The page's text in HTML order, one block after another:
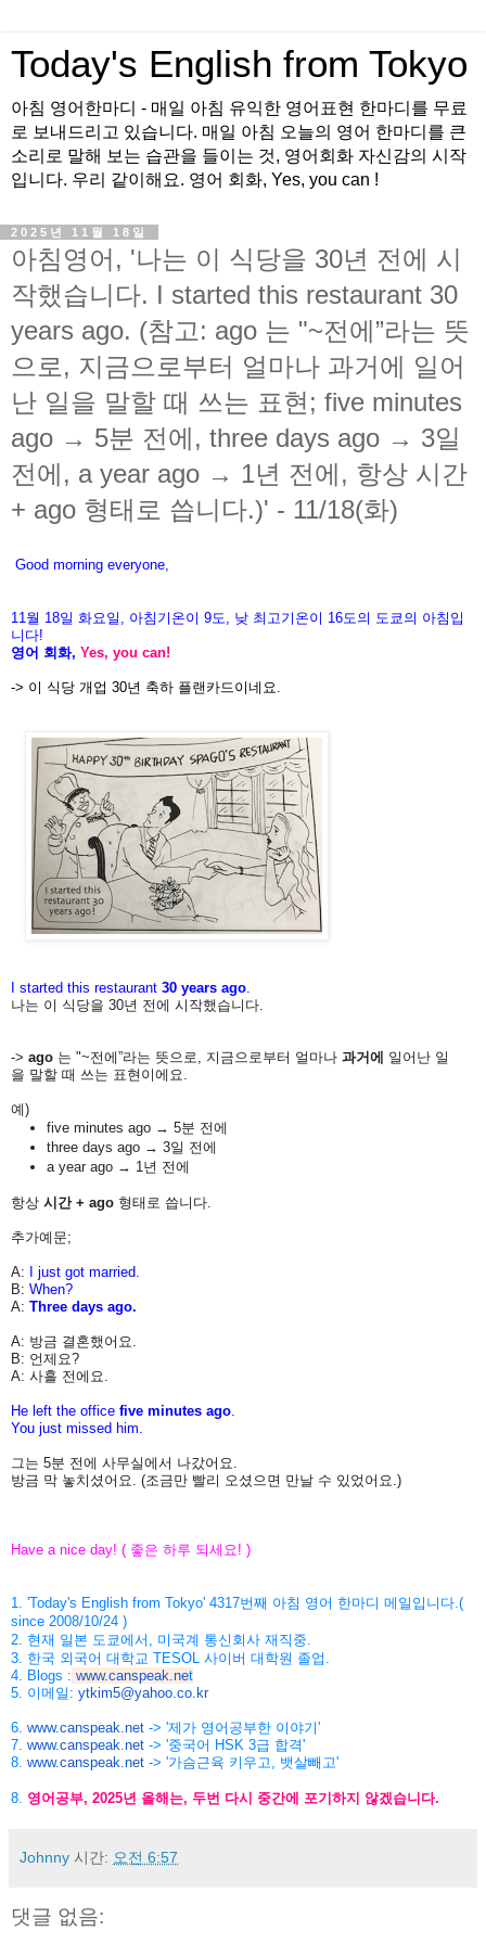
Today's English from Tokyo
아침 영어한마디 - 매일 아침 유익한 영어표현 한마디를 무료
로 보내드리고 있습니다. 매일 아침 오늘의 영어 한마디를 큰
소리로 말해 보는 습관을 들이는 것, 영어회화 자신감의 시작
입니다. 우리 같이해요. 영어 회화, Yes, you can !
2025년 11월 18일
아침영어, '나는 이 식당을 30년 전에 시
작했습니다. I started this restaurant 30
years ago. (참고: ago 는 "~전에”라는 뜻
으로, 지금으로부터 얼마나 과거에 일어
난 일을 말할 때 쓰는 표현; five minutes
ago → 5분 전에, three days ago → 3일
전에, a year ago → 1년 전에, 항상 시간
+ ago 형태로 씁니다.)' - 11/18(화)
Good morning everyone,
11월 18일 화요일 아침기온이 9도 낮 최고기온이 16도 의 도 쿄의 아침입
니다!
영어 회화, Yes, you can!
-> 이 식당 개업 30년 축하 플랜카드이네요.
I started this restaurant 30 years ago
나는 이 식당을 30년 전에 시작했습니다
-> ago 는 "~전에”라는 뜻으로, 지금으로부터 얼마나 과거에 일어난 일
을 말할 때 쓰는 표현이에요
예)
five minutes ago→ 5분 전에
three days ago→ 3일 전에
a year ago→ 1 년 전에
항상 시간+ ago 형태로 씁니다
추가예문;
A: I just got married.
B: When?
A: Three days ago.
A: 방금 결혼했어요
B: 언제요?
A: 사흘 전에요
He left the office five minutes ago
You just missed him.
그는 5분 전에 사무실에서 나갔어요
방금 막 놓치셨어요 . (조금만 빨리 오셨으면 만날 수 있었어요 .)
Have a nice day! ( 좋은 하루 되세요 ! )
1. 'Today's English from Tokyo' 4317번째 아침 영어 한마디 메일입니다 .(
since 2008/10/24 )
2. 현재 일본 도쿄에서 미국계 통신회사 재직중
3. 한국 외국어 대학교 TESOL 사이버 대학원 졸업
4. Blogs : www.canspeak.net
5. 이메일: ytkim5@yahoo.co.kr
6. www.canspeak.net -> '제가 영어공부한 이야기'
7. www.canspeak.net -> '중국어 HSK 3급 합격'
8. www.canspeak.net -> '가슴근육 키우고, 뱃살빼고'
8. 영어공부, 2025년 올해는, 두번 다시 중간에 포기하지 않겠습니다.
Johnny 시간: 오전 6:57
댓글 없음: